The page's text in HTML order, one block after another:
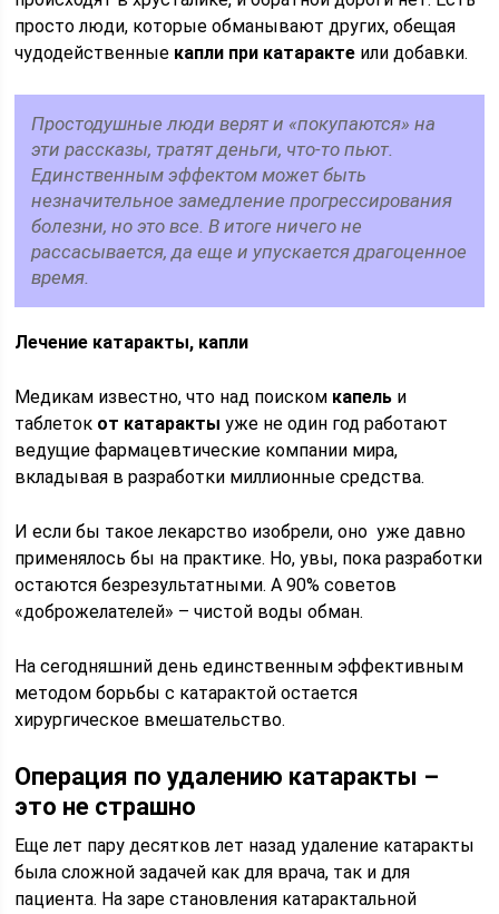
просто люди, которые обманывают других, обещая
чудодейственные капли при катаракте или добавки.
Простодушные люди верят и «покупаются» на
эти рассказы, тратят деньги, что-то пьют.
Единственным эффектом может быть
незначительное замедление прогрессирования
болезни, но это все. В итоге ничего не
рассасывается, да еще и упускается драгоценное
время.
Лечение катаракты, капли
Медикам известно, что над поиском капель и
таблеток от катаракты уже не один год работают
ведущие фармацевтические компании мира,
вкладывая в разработки миллионные средства.
И если бы такое лекарство изобрели, оно уже давно
применялось бы на практике. Но, увы, пока разработки
остаются безрезультатными. А 90% советов
«доброжелателей» – чистой воды обман.
На сегодняшний день единственным эффективным
методом борьбы с катарактой остается
хирургическое вмешательство.
Операция по удалению катаракты –
это не страшно
Еще лет пару десятков лет назад удаление катаракты
была сложной задачей как для врача, так и для
пациента. На заре становления катарактальной